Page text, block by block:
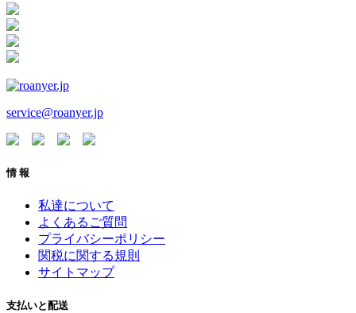
service@roanyer.jp
情 報
私達について
よくあるご質問
プライバシーポリシー
関税に関する規則
サイトマップ
支払いと配送